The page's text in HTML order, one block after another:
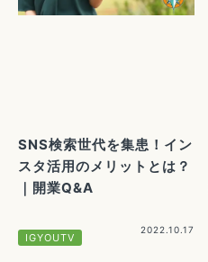
SNS検索世代を集患！イン
スタ活用のメリットとは？
｜開業Q&A
IGYOUTV
2022.10.17